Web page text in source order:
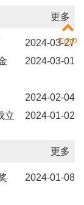
更多
2024-03-27
2024-03-01
2024-02-04
2024-01-02
立
更多
2024-01-08
TOP